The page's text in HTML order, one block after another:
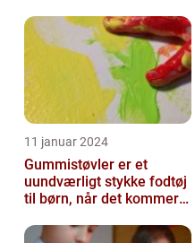
11 januar 2024
Gummistøvler er et
uundværligt stykke fodtøj
til børn, når det kommer
opl...